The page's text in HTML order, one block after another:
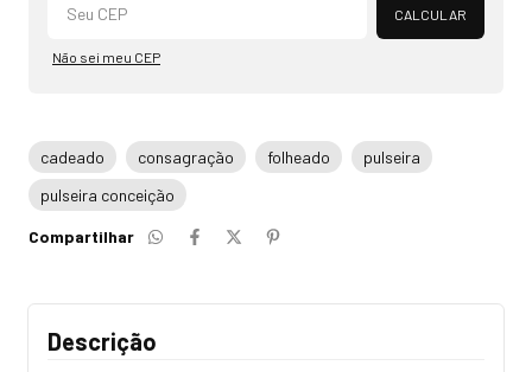
CALCULAR
Não sei meu CEP
cadeado consagração folheado
pulseira
pulseira conceição
Compartilhar
Descrição